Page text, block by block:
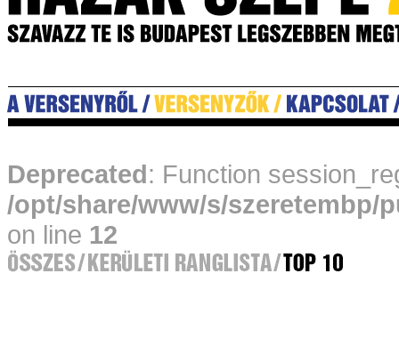
Deprecated: Function
/opt/share/www/s/szeretembp/
on line 12